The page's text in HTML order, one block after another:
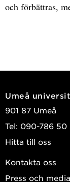
och förbättras,
Umeå
901 87 Umeå
Tel: 090-786 50
Hitta till oss
Kontakta oss
Press och media